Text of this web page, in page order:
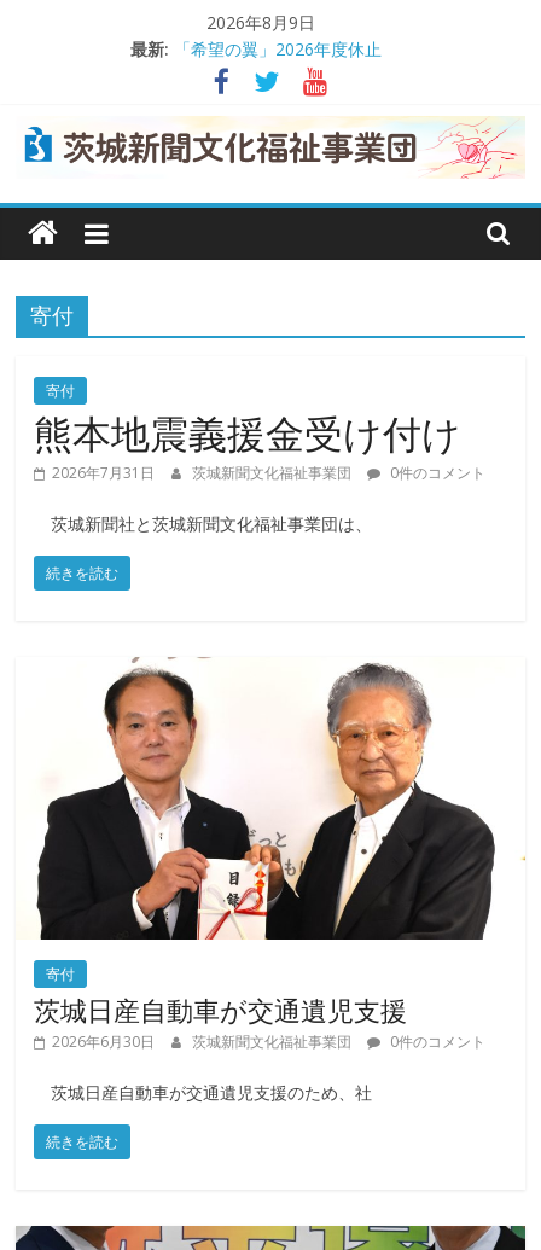
ッ
2026年8月9日
最新:
交通遺児支援に役立てて
「希望の翼」2026年度休止
熊本地震義援金受け付け
茨城日産自動車が交通遺児支援
理事会で事業報告や決算を承認
茨
城
新
聞
文
化
福
業
団
寄付
寄付
熊本地震義援金受け付け
2026年7月31日 茨城新聞文化福祉事業団 0件のコメント
茨城新聞社と茨城新聞文化福祉事業団は、
続きを読む
寄付
茨城日産自動車が交通遺児支援
2026年6月30日 茨城新聞文化福祉事業団 0件のコメント
茨城日産自動車が交通遺児支援のため、社
続きを読む